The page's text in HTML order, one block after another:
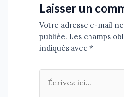
Laisser un
Votre adresse e-mail
publiée. Les champs
indiqués avec *